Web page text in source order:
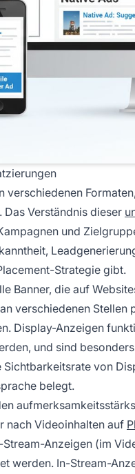
verschiedenen
Verständnis dieser
und
Strategie gibt.
Banner, die auf
verschiedenen
Display-Anzeigen
und sind
von
belegt.
nach Videoinhalten auf
Anzeigen (im
werden. In-Stream-